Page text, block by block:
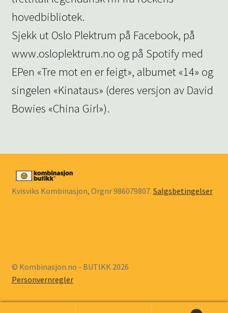
hovedbibliotek.
Sjekk ut Oslo Plektrum på Facebook, på
www.osloplektrum.no og på Spotify med
EPen «Tre mot en er feigt», albumet «14» og
singelen «Kinataus» (deres versjon av David
Bowies «China Girl»).
Kvisviks Kombinasjon, Orgnr 986079807. Salgsbetingelser
© Kombinasjon.no - BUTIKK 2026
Personvernregler